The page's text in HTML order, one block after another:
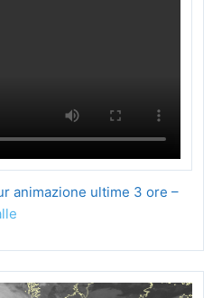
animazione ultime 3 ore –